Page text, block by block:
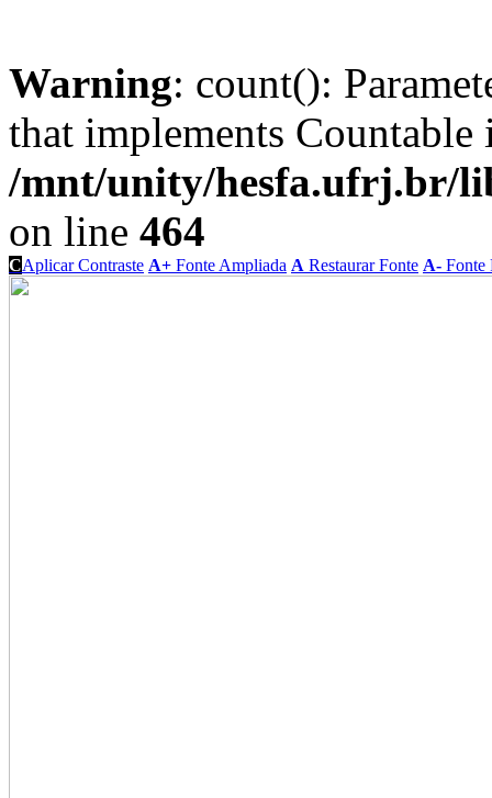
Warning: count():
that implements Countable
/mnt/unity/hesfa.ufrj.br/
on line 464
CAplicar Contraste A+ Fonte Ampliada A Restaurar Fonte A- Fonte